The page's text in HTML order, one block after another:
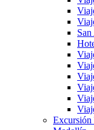
Excursión